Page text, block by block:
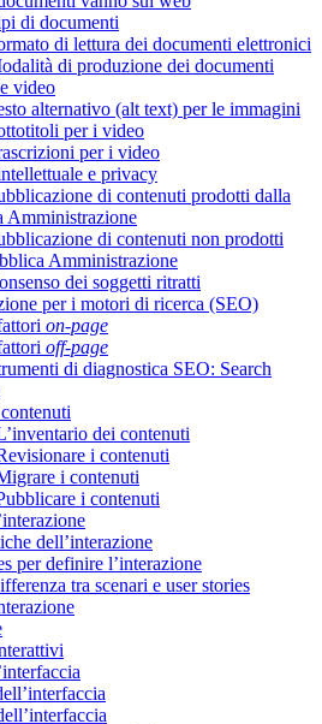
di documenti
di lettura dei documenti elettronici
di produzione dei documenti
video
alternativo (alt text) per le immagini
per i video
per i video
e privacy
di contenuti prodotti dalla
Amministrazione
di contenuti non prodotti
Amministrazione
dei soggetti ritratti
per i motori di ricerca (SEO)
on-page
off-page
di diagnostica SEO: Search
dei contenuti
i contenuti
i contenuti
i contenuti
dell’interazione
per definire l’interazione
tra scenari e user stories